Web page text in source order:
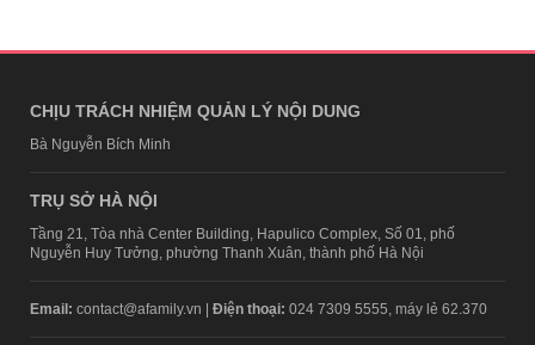
CHỊU TRÁCH NHIỆM QUẢN LÝ NỘI DUNG
Bà Nguyễn Bích Minh
TRỤ SỞ HÀ NỘI
Tầng 21, Tòa nhà Center Building, Hapulico Complex, Số 01, phố
Nguyễn Huy Tưởng, phường Thanh Xuân, thành phố Hà Nội
Email: contact@afamily.vn | Điện thoại: 024 7309 5555, máy lẻ 62.370